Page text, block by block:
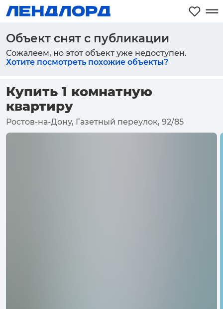
Объект снят с публикации
Сожалеем, но этот объект уже недоступен.
Хотите посмотреть похожие объекты?
Купить 1 комнатную
квартиру
Ростов-на-Дону, Газетный переулок, 92/85